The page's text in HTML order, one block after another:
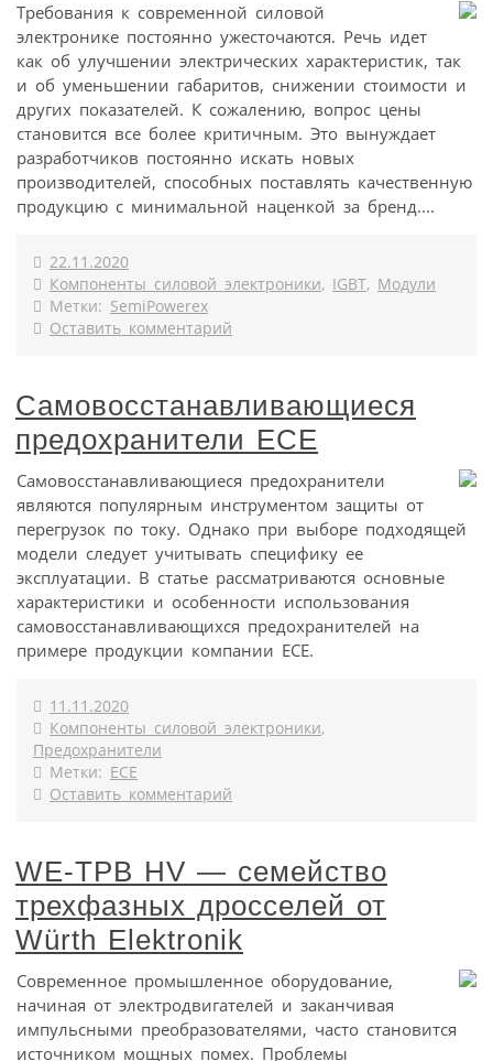
Требования к современной силовой
электронике постоянно ужесточаются. Речь идет
как об улучшении электрических характеристик, так
и об уменьшении габаритов, снижении стоимости и
других показателей. К сожалению, вопрос цены
становится все более критичным. Это вынуждает
разработчиков постоянно искать новых
производителей, способных поставлять качественную
продукцию с минимальной наценкой за бренд....
22.11.2020
Компоненты силовой электроники, IGBT, Модули
Метки: SemiPowerex
Оставить комментарий
Самовосстанавливающиеся
предохранители ECE
Самовосстанавливающиеся предохранители
являются популярным инструментом защиты от
перегрузок по току. Однако при выборе подходящей
модели следует учитывать специфику ее
эксплуатации. В статье рассматриваются основные
характеристики и особенности использования
самовосстанавливающихся предохранителей на
примере продукции компании ECE.
11.11.2020
Компоненты силовой электроники,
Предохранители
Метки: ECE
Оставить комментарий
WE-TPB HV — семейство
трехфазных дросселей от
Würth Elektronik
Современное промышленное оборудование,
начиная от электродвигателей и заканчивая
импульсными преобразователями, часто становится
источником мощных помех. Проблемы